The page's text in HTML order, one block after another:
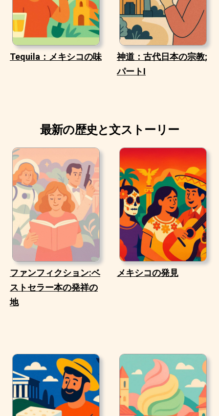
Tequila：メキシコの味
神道：古代日本の宗教;
パートI
最新の歴史と文ストーリー
ファンフィクション:ベ
ストセラー本の発祥の
地
メキシコの発見